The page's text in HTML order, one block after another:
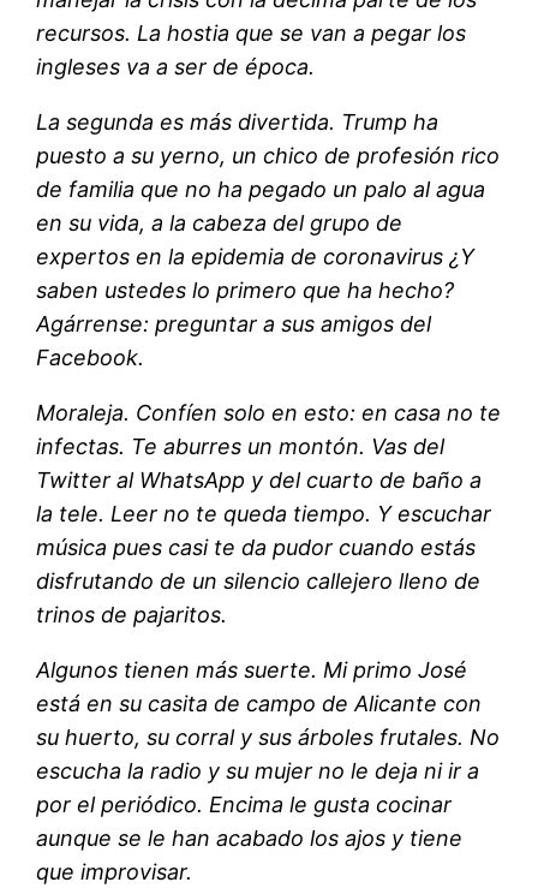
recursos. La hostia que se van a pegar los
ingleses va a ser de época.
La segunda es más divertida. Trump ha
puesto a su yerno, un chico de profesión rico
de familia que no ha pegado un palo al agua
en su vida, a la cabeza del grupo de
expertos en la epidemia de coronavirus ¿Y
saben ustedes lo primero que ha hecho?
Agárrense: preguntar a sus amigos del
Facebook.
Moraleja. Confíen solo en esto: en casa no te
infectas. Te aburres un montón. Vas del
Twitter al WhatsApp y del cuarto de baño a
la tele. Leer no te queda tiempo. Y escuchar
música pues casi te da pudor cuando estás
disfrutando de un silencio callejero lleno de
trinos de pajaritos.
Algunos tienen más suerte. Mi primo José
está en su casita de campo de Alicante con
su huerto, su corral y sus árboles frutales. No
escucha la radio y su mujer no le deja ni ir a
por el periódico. Encima le gusta cocinar
aunque se le han acabado los ajos y tiene
que improvisar.